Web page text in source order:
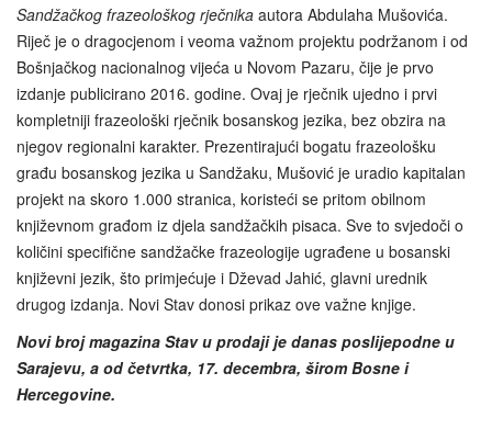
Sandžačkog frazeološkog rječnika autora Abdulaha Mušovića.
Riječ je o dragocjenom i veoma važnom projektu podržanom i od
Bošnjačkog nacionalnog vijeća u Novom Pazaru, čije je prvo
izdanje publicirano 2016. godine. Ovaj je rječnik ujedno i prvi
kompletniji frazeološki rječnik bosanskog jezika, bez obzira na
njegov regionalni karakter. Prezentirajući bogatu frazeološku
građu bosanskog jezika u Sandžaku, Mušović je uradio kapitalan
projekt na skoro 1.000 stranica, koristeći se pritom obilnom
književnom građom iz djela sandžačkih pisaca. Sve to svjedoči o
količini specifične sandžačke frazeologije ugrađene u bosanski
književni jezik, što primjećuje i Dževad Jahić, glavni urednik
drugog izdanja. Novi Stav donosi prikaz ove važne knjige.
Novi broj magazina Stav u prodaji je danas poslijepodne u
Sarajevu, a od četvrtka, 17. decembra, širom Bosne i
Hercegovine.